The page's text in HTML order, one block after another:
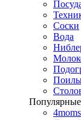
Соски
Вода
4moms